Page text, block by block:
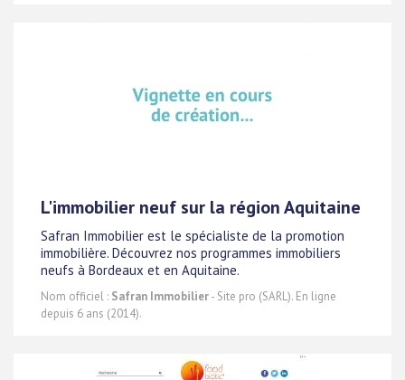
L'immobilier neuf sur la région Aquitaine
Safran Immobilier est le spécialiste de la promotion
immobilière. Découvrez nos programmes immobiliers
neufs à Bordeaux et en Aquitaine.
Nom officiel : Safran Immobilier- Site pro (SARL). En ligne
depuis 6 ans (2014).